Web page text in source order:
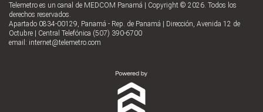
Telemetro es un canal de MEDCOM Panamá | Copyright © 2026. Todos los
derechos reservados.
Apartado 0834-00129, Panamá - Rep. de Panamá | Dirección, Avenida 12 de
Octubre | Central Telefónica (507) 390-6700
email: internet@telemetro.com